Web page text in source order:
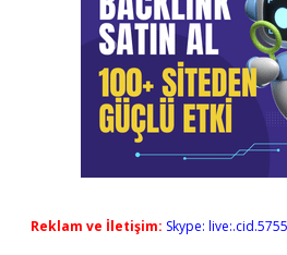
Reklam ve İletişim: Skype: